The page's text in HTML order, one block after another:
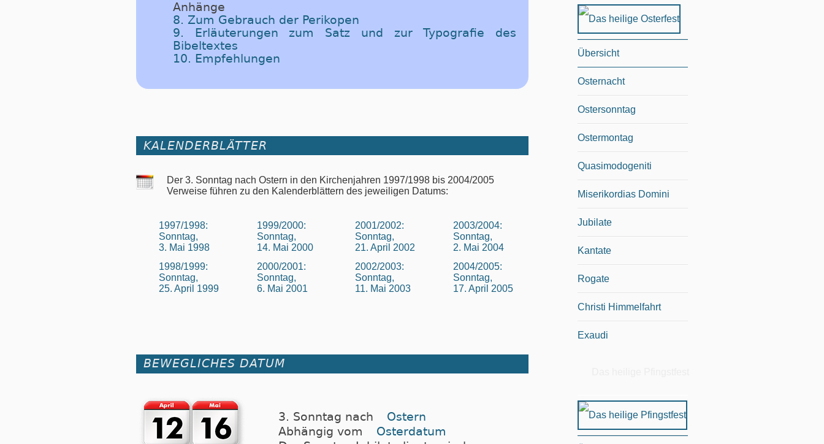
Anhänge
8. Zum Gebrauch der Perikopen
9. Erläuterungen zum Satz und zur Typografie des
Bibeltextes
10. Empfehlungen
KALENDERBLÄTTER
Der 3. Sonntag nach Ostern in den Kirchenjahren 1997/1998 bis 2004/2005
Verweise führen zu den Kalenderblättern des jeweiligen Datums:
1997/1998:
Sonntag,
3. Mai 1998
1998/1999:
Sonntag,
25. April 1999
1999/2000:
Sonntag,
14. Mai 2000
2000/2001:
Sonntag,
6. Mai 2001
2001/2002:
Sonntag,
21. April 2002
2002/2003:
Sonntag,
11. Mai 2003
2003/2004:
Sonntag,
2. Mai 2004
2004/2005:
Sonntag,
17. April 2005
BEWEGLICHES DATUM
3. Sonntag nach
Ostern
Abhängig vom
Osterdatum
Übersicht
Osternacht
Ostersonntag
Ostermontag
Quasimodogeniti
Miserikordias Domini
Jubilate
Kantate
Rogate
Christi Himmelfahrt
Exaudi